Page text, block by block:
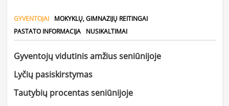
GYVENTOJAI
MOKYKLŲ, GIMNAZIJŲ REITINGAI
PASTATO INFORMACIJA
NUSIKALTIMAI
Gyventojų vidutinis amžius seniūnijoje
Lyčių pasiskirstymas
Tautybių procentas seniūnijoje